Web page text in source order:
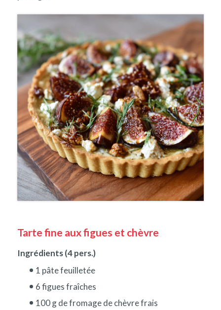
Tarte fine aux figues et chèvre
Ingrédients (4 pers.)
1 pâte feuilletée
6 figues fraîches
100 g de fromage de chèvre frais